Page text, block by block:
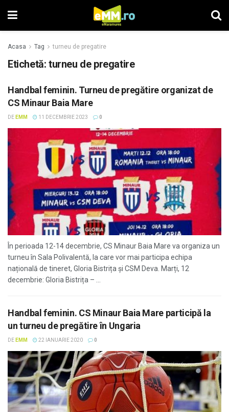
Acasa Tag turneu de pregatire
Etichetă: turneu de pregatire
Handbal feminin. Turneu de pregătire organizat de
CS Minaur Baia Mare
DE EMM 11 DECEMBRIE 2023 0
În perioada 12-14 decembrie, CS Minaur Baia Mare va organiza un
turneu în Sala Polivalentă, la care vor mai participa echipa
națională de tineret, Gloria Bistrița și CSM Deva. Marți, 12
decembrie: Gloria Bistrița – ...
Handbal feminin. CS Minaur Baia Mare participă la
un turneu de pregătire în Ungaria
DE EMM 22 IANUARIE 2020 0